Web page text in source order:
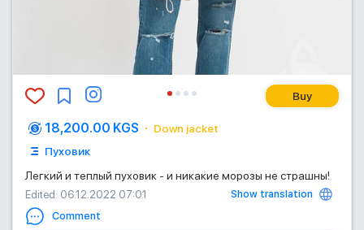
Buy
18,200.00 KGS
Down jacket
Пуховик
Легкий и теплый пуховик - и никакие морозы не страшны!
Edited: 06.12.2022 07:01
Show translation
Comment